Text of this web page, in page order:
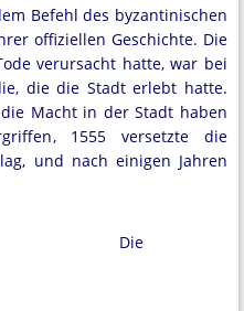
Befehl des byzantinischen
offiziellen Geschichte. Die
verursacht hatte, war bei
die die Stadt erlebt hatte.
Macht in der Stadt haben
1555 versetzte die
und nach einigen Jahren
Die